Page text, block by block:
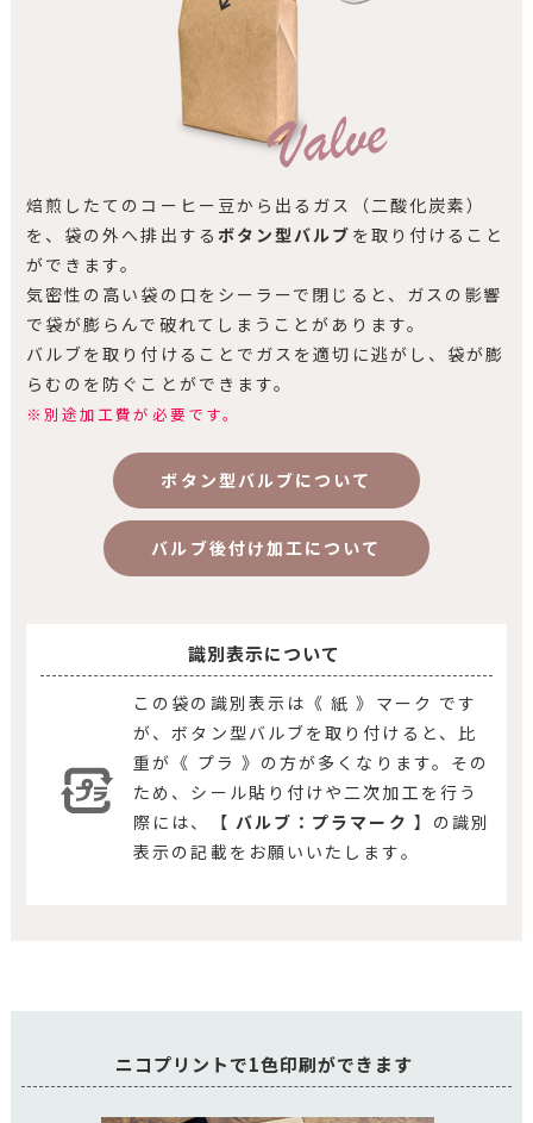
焙煎したてのコーヒー豆から出るガス（二酸化炭素）
を、袋の外へ排出する ボタン型バルブ を取り付けること
ができます。
気密性の高い袋の口をシーラーで閉じると、ガスの影響
で袋が膨らんで破れてしまうことがあります。
バルブを取り付けることでガスを適切に逃がし、袋が膨
らむのを防ぐことができます。
※別途加工費が必要です。
ボタン型バルブについて
バルブ後付け加工について
識別表示について
この袋の識別表示は《 紙 》マーク です
が、ボタン型バルブを取り付けると、比
重が《 プラ 》の方が多くなります。その
ため、シール貼り付けや二次加工を行う
際には、【 バルブ：プラマーク 】の識別
表示の記載をお願いいたします。
ニコプリントで1色印刷ができます